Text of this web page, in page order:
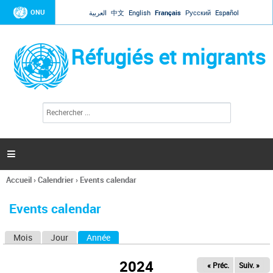
Jump to navigation
ONU العربية 中文 English Français Русский Español
Réfugiés et migrants
l
c
h
e

Vous
ici
Accueil›Calendrier› Events calendar
Events calendar
Mois Jour Année
2024 « Préc. Suiv. »